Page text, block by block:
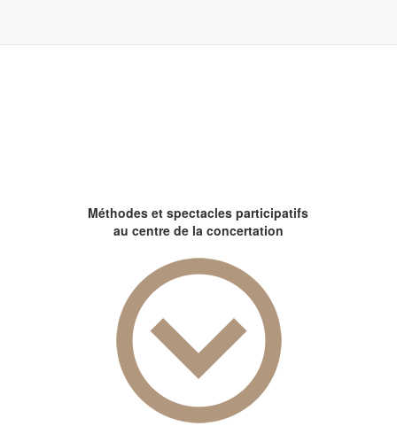
Méthodes et spectacles participatifs
au centre de la concertation